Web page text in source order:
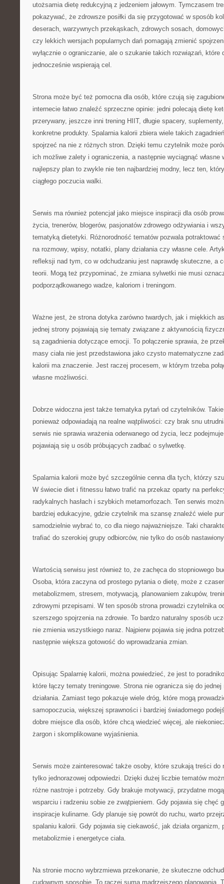
utożsamia dietę redukcyjną z jedzeniem jałowym. Tymczasem
pokazywać, że zdrowsze posiłki da się przygotować w sposób
deserach, warzywnych przekąskach, zdrowych sosach,
czy lekkich wersjach popularnych dań pomagają zmienić
wyłącznie o ograniczanie, ale o szukanie takich rozwiązań, które
jednocześnie wspierają cel.
Strona może być też pomocna dla osób, które czują się
internecie łatwo znaleźć sprzeczne opinie: jedni polecają dietę
przerywany, jeszcze inni trening HIIT, długie spacery,
konkretne produkty. Spalarnia kalorii zbiera wiele takich
spojrzeć na nie z różnych stron. Dzięki temu czytelnik może
ich możliwe zalety i ograniczenia, a następnie wyciągnąć własne
najlepszy plan to zwykle nie ten najbardziej modny, lecz ten,
ciągłego poczucia walki.
Serwis ma również potencjał jako miejsce inspiracji dla osób
życia, trenerów, blogerów, pasjonatów zdrowego odżywiania i
tematyką dietetyki. Różnorodność tematów pozwala potraktować
na rozmowy, wpisy, notatki, plany działania czy własne cele.
refleksji nad tym, co w odchudzaniu jest naprawdę skuteczne, a
teorii. Mogą też przypominać, że zmiana sylwetki nie musi
podporządkowanego wadze, kaloriom i treningom.
Ważne jest, że strona dotyka zarówno twardych, jak i miękkich
jednej strony pojawiają się tematy związane z aktywnością
są zagadnienia dotyczące emocji. To połączenie sprawia, że
masy ciała nie jest przedstawiona jako czysto matematyczne
kalorii ma znaczenie. Jest raczej procesem, w którym trzeba
własne możliwości.
Dobrze widoczna jest także tematyka pytań od czytelników.
ponieważ odpowiadają na realne wątpliwości: czy brak snu
serwis nie sprawia wrażenia oderwanego od życia, lecz
pojawiają się u osób próbujących zadbać o sylwetkę.
Spalarnia kalorii może być szczególnie cenna dla tych, którzy
W świecie diet i fitnessu łatwo trafić na przekaz oparty na
radykalnych hasłach i szybkich metamorfozach. Ten serwis
bardziej edukacyjne, gdzie czytelnik ma szansę znaleźć wiele
samodzielnie wybrać to, co dla niego najważniejsze. Taki
trafiać do szerokiej grupy odbiorców, nie tylko do osób
Wartością serwisu jest również to, że zachęca do stopniowego
Osoba, która zaczyna od prostego pytania o dietę, może z
metabolizmem, stresem, motywacją, planowaniem zakupów,
zdrowymi przepisami. W ten sposób strona prowadzi czytelnika
szerszego spojrzenia na zdrowie. To bardzo naturalny sposób
nie zmienia wszystkiego naraz. Najpierw pojawia się jedna
następnie większa gotowość do wprowadzania zmian.
Opisując Spalarnię kalorii, można powiedzieć, że jest to
które łączy tematy treningowe. Strona nie ogranicza się do
działania. Zamiast tego pokazuje wiele dróg, które mogą
samopoczucia, większej sprawności i bardziej świadomego
dobre miejsce dla osób, które chcą wiedzieć więcej, ale
żargon i skomplikowane wyjaśnienia.
Serwis może zainteresować także osoby, które szukają treści do
tylko jednorazowej odpowiedzi. Dzięki dużej liczbie tematów
różne nastroje i potrzeby. Gdy brakuje motywacji, przydatne
wsparciu i radzeniu sobie ze zwątpieniem. Gdy pojawia się chęć
inspiracje kulinarne. Gdy planuje się powrót do ruchu, warto
spalaniu kalorii. Gdy pojawia się ciekawość, jak działa organizm,
metabolizmie i energetyce ciała.
Na stronie mocno wybrzmiewa przekonanie, że skuteczne
cudownym sposobie. To raczej suma mądrzejszego planowania.